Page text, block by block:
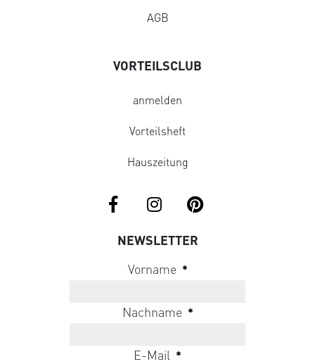
AGB
VORTEILSCLUB
anmelden
Vorteilsheft
Hauszeitung
NEWSLETTER
Vorname *
Nachname *
E-Mail *